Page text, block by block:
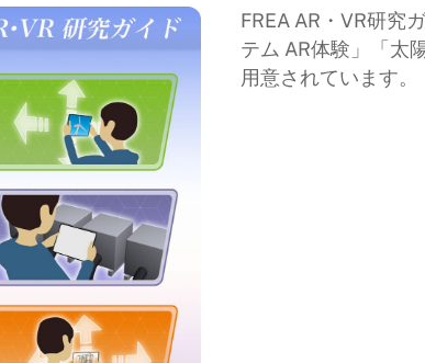
FREA AR・VR研究
テム AR体験」「太
用意されています。